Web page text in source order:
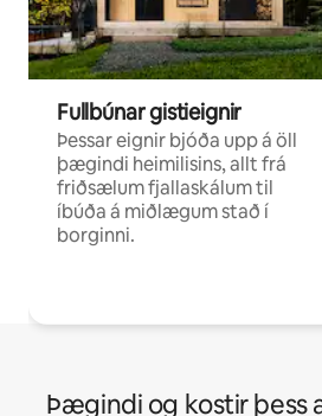
Fullbúnar gistieignir
Þessar eignir bjóða upp á öll
þægindi heimilisins, allt frá
friðsælum fjallaskálum til
íbúða á miðlægum stað í
borginni.
Þægindi og kostir þess